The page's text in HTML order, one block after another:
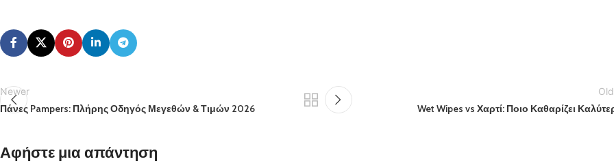
Newer
Πάνες Pampers: Πλήρης Οδηγός Μεγεθών & Τιμών 2026 Wet Wipes vs Χαρτί: Ποιο Καθαρίζει
Αφήστε μια απάντηση